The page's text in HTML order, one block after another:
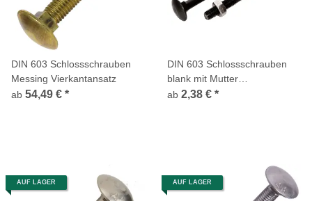
DIN 603 Schlossschrauben
Messing Vierkantansatz
ab 54,49 € *
DIN 603 Schlossschrauben
blank mit Mutter
Vierkantansatz
ab 2,38 € *
AUF LAGER AUF LAGER